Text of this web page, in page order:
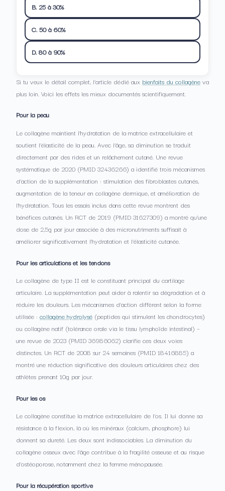
B. 25 à 30%
C. 50 à 60%
D. 80 à 90%
Si tu veux le détail complet, l’article dédié aux bienfaits du collagène va
plus loin. Voici les effets les mieux documentés scientifiquement.
Pour la peau
Le collagène maintient l’hydratation de la matrice extracellulaire et
soutient l’élasticité de la peau. Avec l’âge, sa diminution se traduit
directement par des rides et un relâchement cutané. Une revue
systématique de 2020 (PMID 32436266) a identifié trois mécanismes
d’action de la supplémentation : stimulation des fibroblastes cutanés,
augmentation de la teneur en collagène dermique, et amélioration de
l’hydratation. Tous les essais inclus dans cette revue montrent des
bénéfices cutanés. Un RCT de 2019 (PMID 31627309) a montré qu’une
dose de 2,5g par jour associée à des micronutriments suffisait à
améliorer significativement l’hydratation et l’élasticité cutanée.
Pour les articulations et les tendons
Le collagène de type II est le constituant principal du cartilage
articulaire. La supplémentation peut aider à ralentir sa dégradation et à
réduire les douleurs. Les mécanismes d’action diffèrent selon la forme
utilisée : collagène hydrolysé (peptides qui stimulent les chondrocytes)
ou collagène natif (tolérance orale via le tissu lymphoïde intestinal) –
une revue de 2023 (PMID 36986062) clarifie ces deux voies
distinctes. Un RCT de 2008 sur 24 semaines (PMID 18416885) a
montré une réduction significative des douleurs articulaires chez des
athlètes prenant 10g par jour.
Pour les os
Le collagène constitue la matrice extracellulaire de l’os. Il lui donne sa
résistance à la flexion, là où les minéraux (calcium, phosphore) lui
donnent sa dureté. Les deux sont indissociables. La diminution du
collagène osseux avec l’âge contribue à la fragilité osseuse et au risque
d’ostéoporose, notamment chez la femme ménopausée.
Pour la récupération sportive